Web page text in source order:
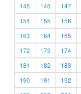
145
146 147
154
155 156
163
164 165
172
173 174
181
182 183
190
191 192